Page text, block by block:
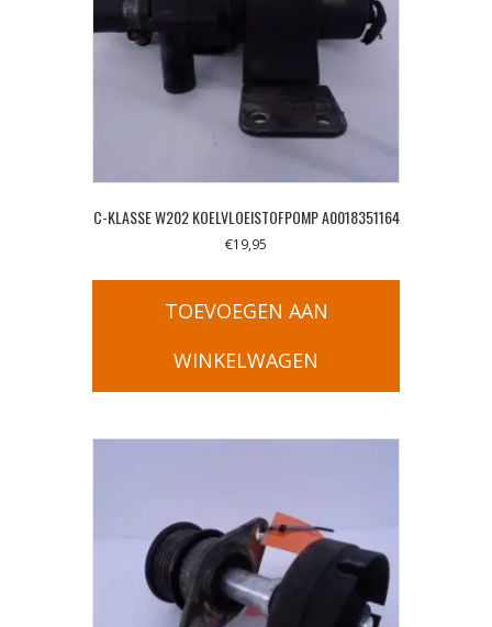
C-KLASSE W202 KOELVLOEISTOFPOMP A0018351164
€19,95
TOEVOEGEN AAN
WINKELWAGEN